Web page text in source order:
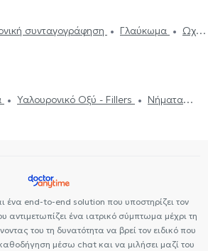
συνταγογράφηση Γλαύκωμα
Ωχρά
Μεσοθεραπεία
Υαλουρονικό Οξύ -
Υαλουρονικό Οξύ - Fillers
Νήματα
ένα end-to-end solution που υποστηρίζει τον
αντιμετωπίζει ένα ιατρικό σύμπτωμα μέχρι τη
του τη δυνατότητα να βρεί τον ειδικό που
μέσω chat και να μιλήσει μαζί του